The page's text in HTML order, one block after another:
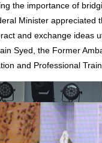
the importance of
Minister
and exchange ideas
Syed, the Former
and Professional